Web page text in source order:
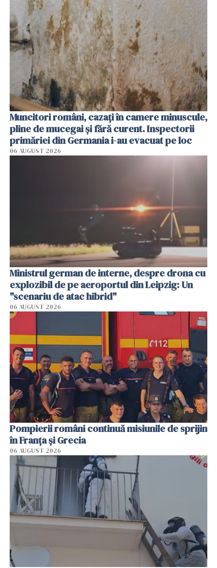
Muncitori români, cazați în camere minuscule,
pline de mucegai și fără curent. Inspectorii
primăriei din Germania i-au evacuat pe loc
06 AUGUST 2026
Ministrul german de interne, despre drona cu
explozibil de pe aeroportul din Leipzig: Un
"scenariu de atac hibrid"
06 AUGUST 2026
Pompierii români continuă misiunile de sprijin
în Franţa şi Grecia
06 AUGUST 2026